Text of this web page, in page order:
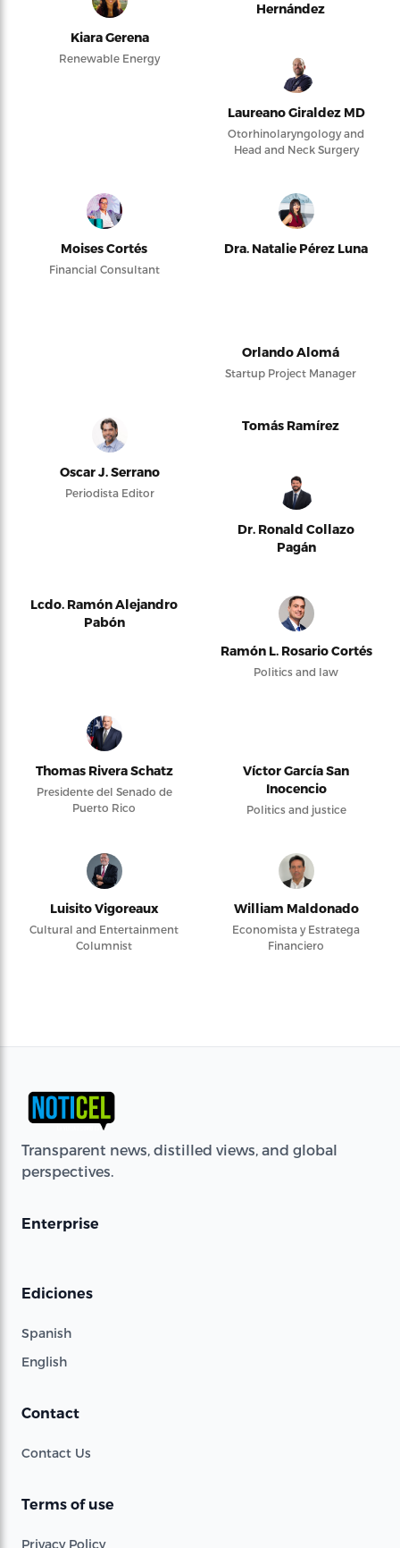
Kiara Gerena
Renewable Energy
Hernández
Laureano Giraldez MD
Otorhinolaryngology and
Head and Neck Surgery
Moises Cortés
Financial Consultant
Dra. Natalie Pérez Luna
Orlando Alomá
Startup Project Manager
Oscar J. Serrano
Periodista Editor
Tomás Ramírez
Dr. Ronald Collazo
Pagán
Lcdo. Ramón Alejandro
Pabón
Ramón L. Rosario Cortés
Politics and law
Thomas Rivera Schatz
Presidente del Senado de
Puerto Rico
Víctor García San
Inocencio
Politics and justice
Luisito Vigoreaux
Cultural and Entertainment
Columnist
William Maldonado
Economista y Estratega
Financiero
Transparent news, distilled views, and global
perspectives.
Enterprise
Ediciones
Spanish
English
Contact
Contact Us
Terms of use
Privacy Policy